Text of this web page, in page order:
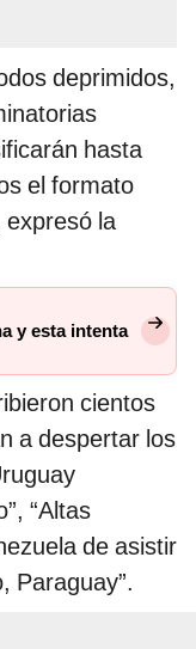
deprimidos,
hasta
el formato
expresó la
y esta intenta
cientos
a despertar los
“Altas
de asistir
Paraguay”.